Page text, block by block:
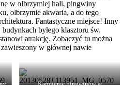
w olbrzymiej hali, pingwiny
olbrzymie akwaria, a do tego
Fantastyczne miejsce! Inny
byłego klasztoru św.
atrakcję. Zobaczyć tu można
w głównej nawie
Karmienie pingwinów w